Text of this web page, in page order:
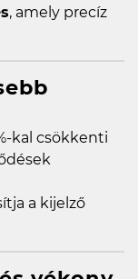
, amely precíz
kal csökkenti
a kijelző